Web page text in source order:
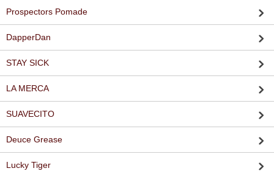
Prospectors Pomade
DapperDan
STAY SICK
LA MERCA
SUAVECITO
Deuce Grease
Lucky Tiger